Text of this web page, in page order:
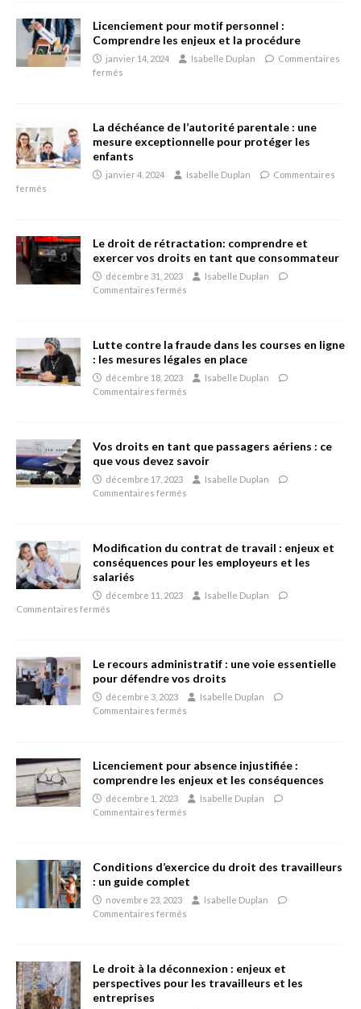
Licenciement pour motif personnel :
Comprendre les enjeux et la procédure
janvier 14, 2024 Isabelle Duplan
Commentaires
fermés
La déchéance de l’autorité parentale : une
mesure exceptionnelle pour protéger les
enfants
janvier 4, 2024 Isabelle Duplan
Commentaires
fermés
Le droit de rétractation: comprendre et
exercer vos droits en tant que consommateur
décembre 31, 2023
Isabelle Duplan
Commentaires fermés
Lutte contre la fraude dans les courses en ligne
: les mesures légales en place
décembre 18, 2023
Isabelle Duplan
Commentaires fermés
Vos droits en tant que passagers aériens : ce
que vous devez savoir
décembre 17, 2023
Isabelle Duplan
Commentaires fermés
Modification du contrat de travail : enjeux et
conséquences pour les employeurs et les
salariés
décembre 11, 2023
Isabelle Duplan
Commentaires fermés
Le recours administratif : une voie essentielle
pour défendre vos droits
décembre 3, 2023
Isabelle Duplan
Commentaires fermés
Licenciement pour absence injustifiée :
comprendre les enjeux et les conséquences
décembre 1, 2023
Isabelle Duplan
Commentaires fermés
Conditions d’exercice du droit des travailleurs
: un guide complet
novembre 23, 2023
Isabelle Duplan
Commentaires fermés
Le droit à la déconnexion : enjeux et
perspectives pour les travailleurs et les
entreprises